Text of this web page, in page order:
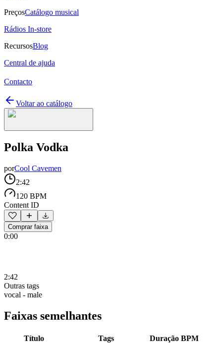
PreçosCatálogo musical
Rádios In-store
RecursosBlog
Central de ajuda
Contacto
Voltar ao catálogo
Polka Vodka
porCool Cavemen
2:42
120 BPM
Content ID
Comprar faixa
0:00
2:42
Outras tags
vocal - male
Faixas semelhantes
Título Tags Duração BPM